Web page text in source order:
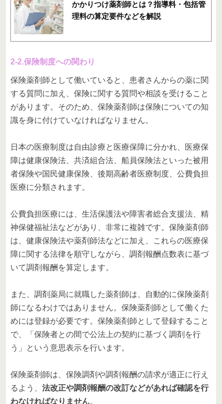
かかりつけ薬剤師とは？指導料・包括管
理料の算定要件などを解説
2-2.保険制度への関わり
保険薬剤師として働いていると、患者さんからの薬に関
する質問に加え、保険に関する質問や相談を受けること
があります。そのため、保険薬剤師は保険についての知
識を身に付けていなければなりません。
日本の医療制度は自由診療と医療保障に分かれ、医療保
障は健康保険法、共済組合法、船員保険法といった被用
者保険や国民健康保険、後期高齢者医療制度、公費負担
医療に分類されます。
公費負担医療には、生活保護法や障害者総合支援法、精
神保健福祉法などがあり、非常に複雑です。保険薬剤師
は、健康保険法や薬剤師法などに加え、これらの医療保
障に関する法律を順守しながら、調剤報酬点数表に基づ
いて調剤報酬を算定します。
また、調剤薬局に就職した薬剤師は、自動的に保険薬剤
師になるわけではありません。保険薬剤師として働くた
めには登録が必要です。保険薬剤師として登録すること
で、「保険者との間で公法上の契約に基づく調剤を行
う」という意思表示を行います。
保険薬剤師は、保険調剤や調剤報酬の請求が適正に行え
るよう、 法改正や調剤報酬の改訂などがあれば確認を行
わなければなりません。